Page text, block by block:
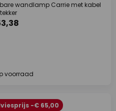
wandlamp Carrie met kabel
voorraad
-€ 65,00